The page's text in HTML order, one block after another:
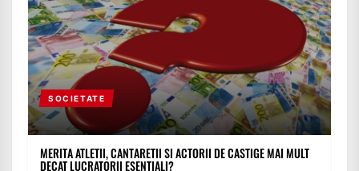
SOCIETATE
MERITA ATLETII, CANTARETII SI ACTORII DE CASTIGE MAI MULT
DECAT LUCRATORII ESENTIALI?